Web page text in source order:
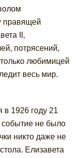
правящей
II,
потрясений,
любимицей
весь мир.
в 1926 году 21
не было
никто даже не
Елизавета